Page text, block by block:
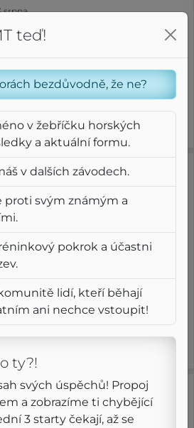
srpna
g m s
Tempo
/km
FAP
Des 6 Cols
Vanoise
července
Čistý čas
3 06 22
/km
Index
25k
teď!
bezdůvodně, že ne?
v žebříčku horských
a aktuální formu.
v dalších závodech.
proti svým známým a
pokrok a účastni
lidí, kteří běhají
ani nechce vstoupit!
ty?!
svých úspěchů! Propoj
a zobrazíme ti chybějící
3 starty čekají, až se